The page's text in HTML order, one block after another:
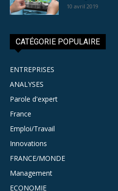
10 avril 2019
CATÉGORIE POPULAIRE
ENTREPRISES
ANALYSES
Parole d'expert
France
Emploi/Travail
Innovations
FRANCE/MONDE
Management
ECONOMIE